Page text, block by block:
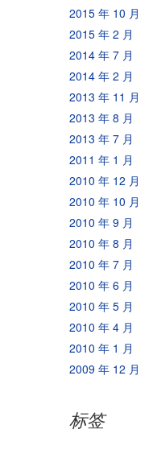
2015 年 10 月
2015 年 2 月
2014 年 7 月
2014 年 2 月
2013 年 11 月
2013 年 8 月
2013 年 7 月
2011 年 1 月
2010 年 12 月
2010 年 10 月
2010 年 9 月
2010 年 8 月
2010 年 7 月
2010 年 6 月
2010 年 5 月
2010 年 4 月
2010 年 1 月
2009 年 12 月
标签